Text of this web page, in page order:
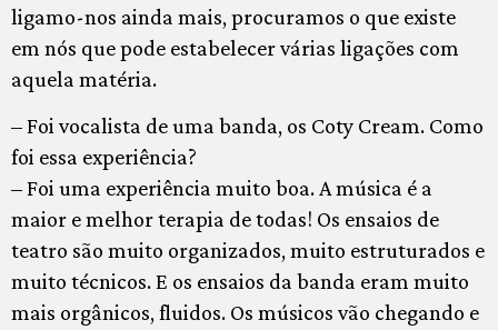
ligamo-nos ainda mais, procuramos o que existe
em nós que pode estabelecer várias ligações com
aquela matéria.
– Foi vocalista de uma banda, os Coty Cream. Como
foi essa experiência?
– Foi uma experiência muito boa. A música é a
maior e melhor terapia de todas! Os ensaios de
teatro são muito organizados, muito estruturados e
muito técnicos. E os ensaios da banda eram muito
mais orgânicos, fluidos. Os músicos vão chegando e